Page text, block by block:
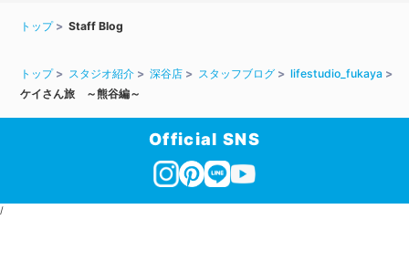
トップ Staff Blog
トップ スタジオ紹介 深谷店 スタッフブログ
lifestudio_fukaya
ケイさん旅 ～熊谷編～
Official SNS
/